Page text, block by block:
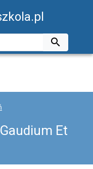

Et